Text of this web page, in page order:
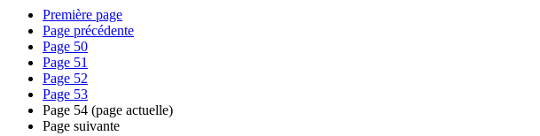
Première page
Page précédente
Page 50
Page 51
Page 52
Page 53
Page 54 (page actuelle)
Page suivante